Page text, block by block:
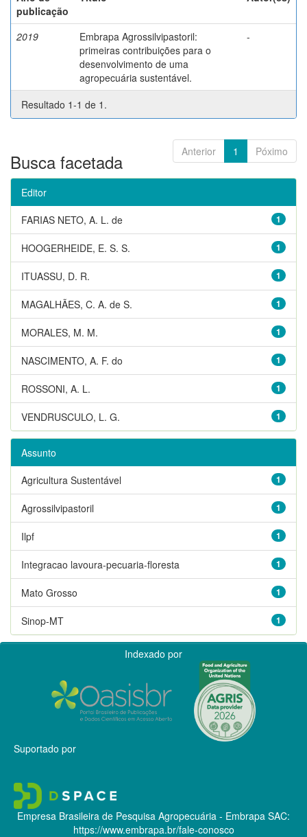
publicação
2019
Embrapa Agrossilvipastoril:
primeiras contribuições para o
desenvolvimento de uma
agropecuária sustentável.
-
Resultado 1-1 de 1.
Anterior 1 Póximo
Busca facetada
Editor
1
FARIAS NETO, A. L. de
1
HOOGERHEIDE, E. S. S.
1
ITUASSU, D. R.
1
MAGALHÃES, C. A. de S.
1
MORALES, M. M.
1
NASCIMENTO, A. F. do
1
ROSSONI, A. L.
1
VENDRUSCULO, L. G.
Assunto
1
Agricultura Sustentável
1
Agrossilvipastoril
1
Ilpf
1
Integracao lavoura-pecuaria-floresta
1
Mato Grosso
1
Sinop-MT
Indexado por
Suportado por
Empresa Brasileira de Pesquisa Agropecuária - Embrapa SAC:
https://www.embrapa.br/fale-conosco